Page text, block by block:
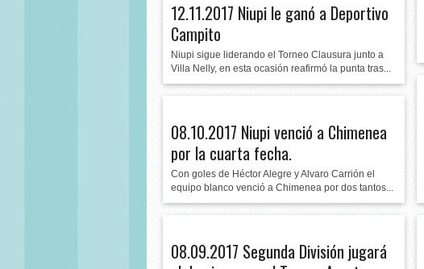
12.11.2017 Niupi le ganó a Deportivo
Campito
Niupi sigue liderando el Torneo Clausura junto a
Villa Nelly, en esta ocasión reafirmó la punta tras...
08.10.2017 Niupi venció a Chimenea
por la cuarta fecha.
Con goles de Héctor Alegre y Alvaro Carrión el
equipo blanco venció a Chimenea por dos tantos...
08.09.2017 Segunda División jugará